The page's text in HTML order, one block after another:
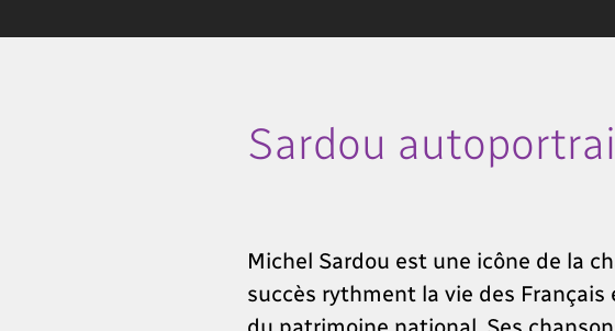
Sardou
Michel Sardou est une icône de la
succès rythment la vie des
du patrimoine national. Ses